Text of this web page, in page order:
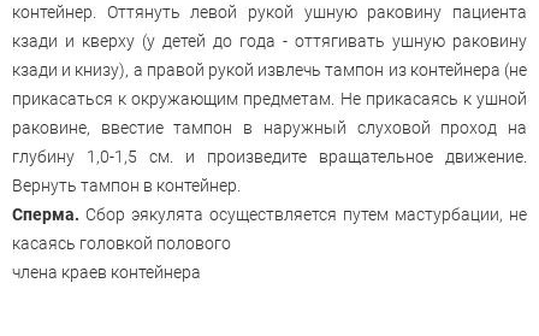
контейнер. Оттянуть левой рукой ушную раковину пациента
кзади и кверху (у детей до года - оттягивать ушную раковину
кзади и книзу), а правой рукой извлечь тампон из контейнера (не
прикасаться к окружающим предметам. Не прикасаясь к ушной
раковине, ввестие тампон в наружный слуховой проход на
глубину 1,0-1,5 см. и произведите вращательное движение.
Вернуть тампон в контейнер.
Сперма. Сбор эякулята осуществляется путем мастурбации, не
касаясь головкой полового
члена краев контейнера